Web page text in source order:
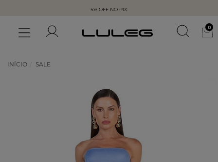
5% OFF NO PIX
0
INÍCIO SALE